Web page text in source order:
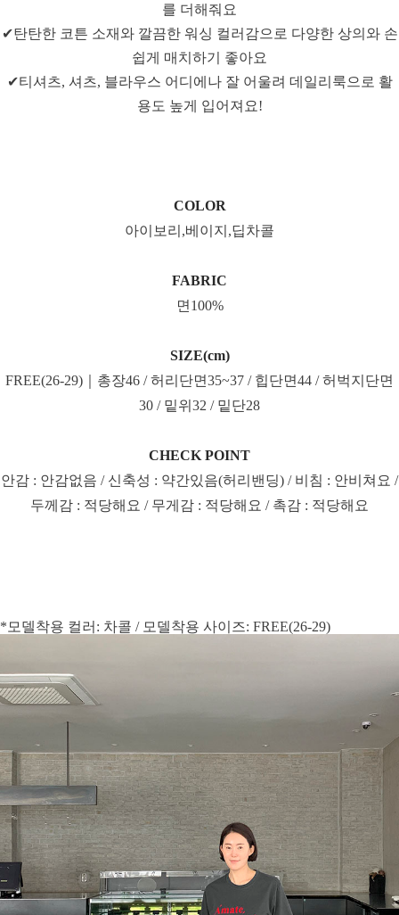
를 더해줘요
✔탄탄한 코튼 소재와 깔끔한 워싱 컬러감으로 다양한 상의와 손
쉽게 매치하기 좋아요
✔티셔츠, 셔츠, 블라우스 어디에나 잘 어울려 데일리룩으로 활
용도 높게 입어져요!
COLOR
아이보리,베이지,딥차콜
FABRIC
면100%
SIZE(cm)
FREE(26-29)｜총장46 / 허리단면35~37 / 힙단면44 / 허벅지단면
30 / 밑위32 / 밑단28
CHECK POINT
안감 : 안감없음 / 신축성 : 약간있음(허리밴딩) / 비침 : 안비쳐요 /
두께감 : 적당해요 / 무게감 : 적당해요 / 촉감 : 적당해요
*모델착용 컬러: 차콜 / 모델착용 사이즈: FREE(26-29)